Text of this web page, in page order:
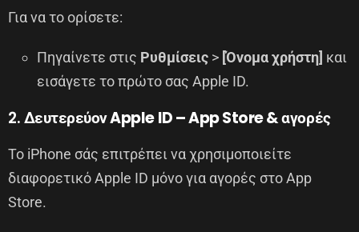
Για να το ορίσετε:
Πηγαίνετε στις Ρυθμίσεις > [Όνομα χρήστη] και
εισάγετε το πρώτο σας Apple ID.
2.Δευτερεύον Apple ID – App Store & αγορές
Το iPhone σάς επιτρέπει να χρησιμοποιείτε
διαφορετικό Apple ID μόνο για αγορές στο App
Store.